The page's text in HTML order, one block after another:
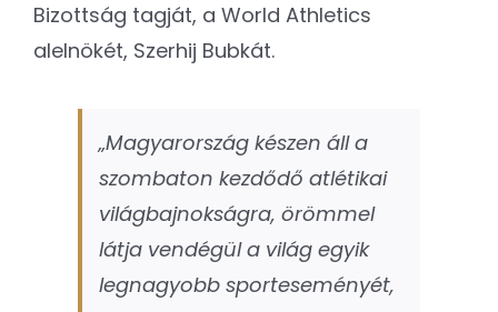
Bizottság tagját, a World Athletics
alelnökét, Szerhij Bubkát.
„Magyarország készen áll a
szombaton kezdődő atlétikai
világbajnokságra, örömmel
látja vendégül a világ egyik
legnagyobb sporteseményét,